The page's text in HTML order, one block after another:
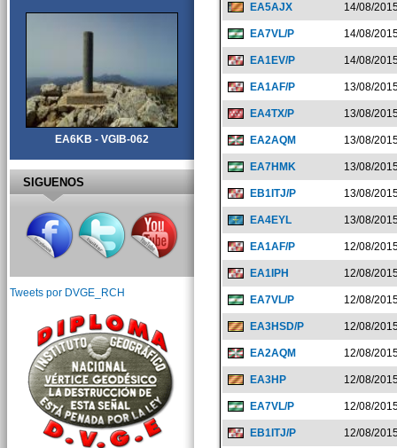
EA5AJX 14/08/
EA7VL/P 14/08/
EA1EV/P 14/08/
EA1AF/P 13/08/
EA4TX/P 13/08/
EA2AQM 13/08/
EA7HMK 13/08/
EB1ITJ/P 13/08/
EA4EYL 13/08/
EA1AF/P 12/08/
EA1IPH 12/08/
EA7VL/P 12/08/
EA3HSD/P 12/08/
EA2AQM 12/08/
EA3HP 12/08/
EA7VL/P 12/08/
EB1ITJ/P 12/08/
EA6KB - VGIB-062
SIGUENOS
Tweets por DVGE_RCH